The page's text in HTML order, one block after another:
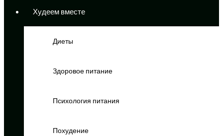
Худеем вместе
Диеты
Здоровое питание
Психология питания
Похудение